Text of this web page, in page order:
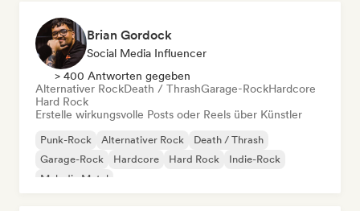
Brian Gordock
Social Media Influencer
> 400 Antworten gegeben
Alternativer RockDeath / ThrashGarage-RockHardcore
Hard Rock
Erstelle wirkungsvolle Posts oder Reels über Künstler
Punk-Rock Alternativer Rock
Death / Thrash
Garage-Rock
Hardcore Hard Rock
Indie-Rock
Melodic Metal